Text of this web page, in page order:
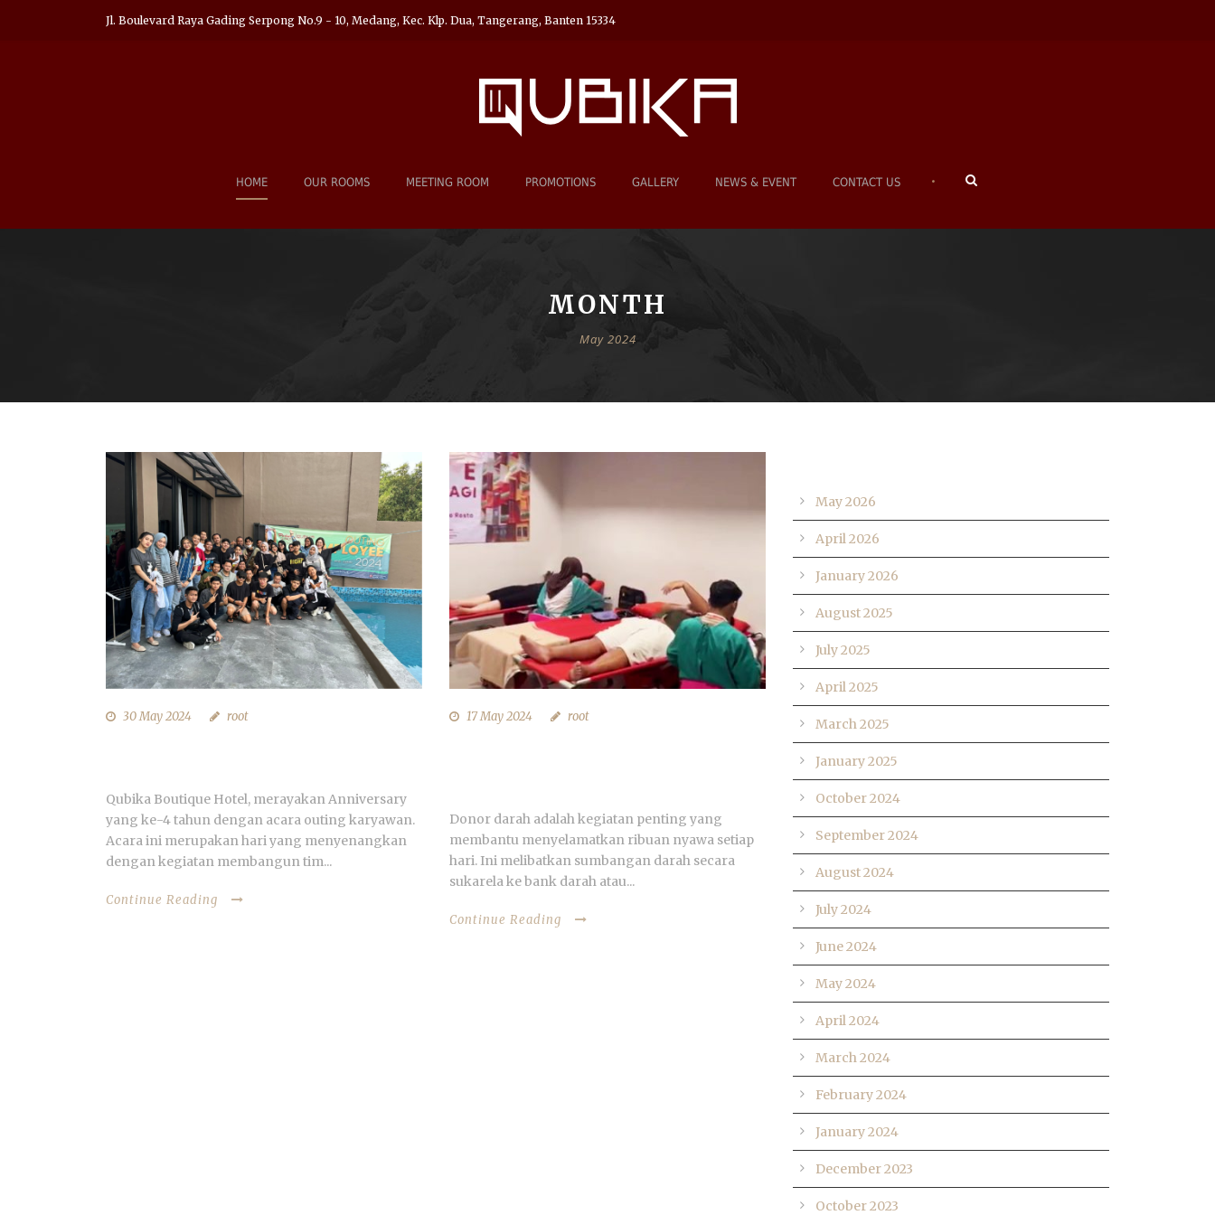
Jl. Boulevard Raya Gading Serpong No.9 - 10, Medang, Kec. Klp. Dua, Tangerang, Banten 15334
HOME OUR ROOMS MEETING ROOM PROMOTIONS GALLERY NEWS & EVENT CONTACT US •
MONTH
May 2024
30 May 2024 root
Qubika Boutique Hotel, merayakan Anniversary
yang ke-4 tahun dengan acara outing karyawan.
Acara ini merupakan hari yang menyenangkan
dengan kegiatan membangun tim...
Continue Reading
17 May 2024 root
Donor darah adalah kegiatan penting yang
membantu menyelamatkan ribuan nyawa setiap
hari. Ini melibatkan sumbangan darah secara
sukarela ke bank darah atau...
Continue Reading
May 2026
April 2026
January 2026
August 2025
July 2025
April 2025
March 2025
January 2025
October 2024
September 2024
August 2024
July 2024
June 2024
May 2024
April 2024
March 2024
February 2024
January 2024
December 2023
October 2023